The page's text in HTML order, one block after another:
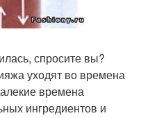
спросите вы?
уходят во времена
времена
ингредиентов и